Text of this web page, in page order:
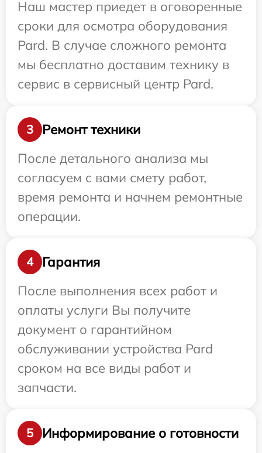
Наш мастер приедет в оговоренные
сроки для осмотра оборудования
Pard. В случае сложного ремонта
мы бесплатно доставим технику в
сервис в сервисный центр Pard.
3
Ремонт техники
После детального анализа мы
согласуем с вами смету работ,
время ремонта и начнем ремонтные
операции.
4
Гарантия
После выполнения всех работ и
оплаты услуги Вы получите
документ о гарантийном
обслуживании устройства Pard
сроком на все виды работ и
запчасти.
5
Информирование о готовности